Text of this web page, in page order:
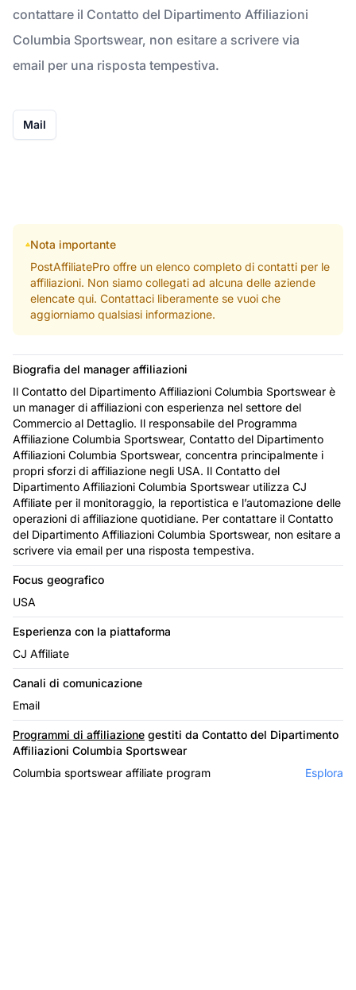
contattare il Contatto del Dipartimento Affiliazioni
Columbia Sportswear, non esitare a scrivere via
email per una risposta tempestiva.
Mail
Nota importante
PostAffiliatePro offre un elenco completo di contatti per le
affiliazioni. Non siamo collegati ad alcuna delle aziende
elencate qui. Contattaci liberamente se vuoi che
aggiorniamo qualsiasi informazione.
Biografia del manager affiliazioni
Il Contatto del Dipartimento Affiliazioni Columbia Sportswear è
un manager di affiliazioni con esperienza nel settore del
Commercio al Dettaglio. Il responsabile del Programma
Affiliazione Columbia Sportswear, Contatto del Dipartimento
Affiliazioni Columbia Sportswear, concentra principalmente i
propri sforzi di affiliazione negli USA. Il Contatto del
Dipartimento Affiliazioni Columbia Sportswear utilizza CJ
Affiliate per il monitoraggio, la reportistica e l’automazione delle
operazioni di affiliazione quotidiane. Per contattare il Contatto
del Dipartimento Affiliazioni Columbia Sportswear, non esitare a
scrivere via email per una risposta tempestiva.
Focus geografico
USA
Esperienza con la piattaforma
CJ Affiliate
Canali di comunicazione
Email
Programmi di affiliazione gestiti da Contatto del Dipartimento
Affiliazioni Columbia Sportswear
Columbia sportswear affiliate program
Esplora